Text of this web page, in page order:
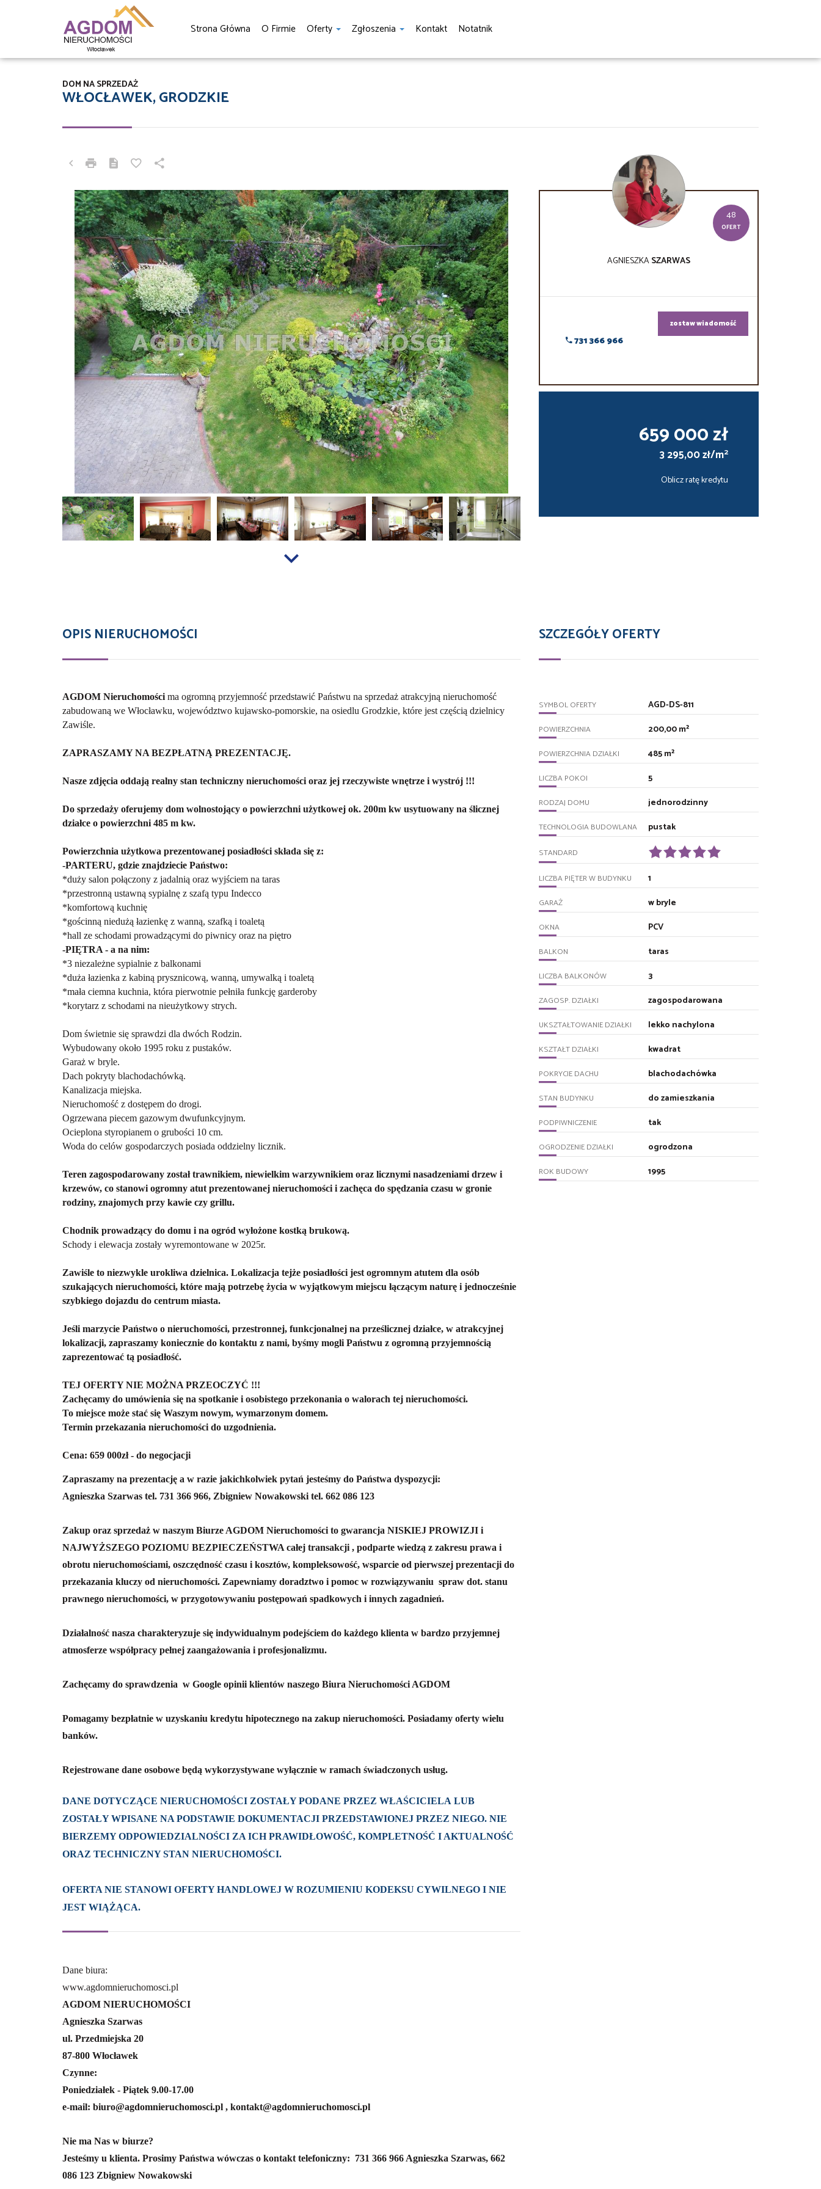
Strona Główna O Firmie Oferty Zgłoszenia Kontakt Notatnik
WŁOCŁAWEK, GRODZKIE
DOM NA SPRZEDAŻ
48
OFERT
AGNIESZKASZARWAS
731 366 966
zostaw wiadomość
659 000 zł
3 295,00 zł/m2
Oblicz ratę kredytu
OPIS NIERUCHOMOŚCI
AGDOM Nieruchomości ma ogromną przyjemność przedstawić Państwu na sprzedaż atrakcyjną nieruchomość
zabudowaną we Włocławku, województwo kujawsko-pomorskie, na osiedlu Grodzkie, które jest częścią dzielnicy
Zawiśle.
ZAPRASZAMY NA BEZPŁATNĄ PREZENTACJĘ.
Nasze zdjęcia oddają realny stan techniczny nieruchomości oraz jej rzeczywiste wnętrze i wystrój !!!
Do sprzedaży oferujemy dom wolnostojący o powierzchni użytkowej ok. 200m kw usytuowany na ślicznej
działce o powierzchni 485 m kw.
Powierzchnia użytkowa prezentowanej posiadłości składa się z:
-PARTERU, gdzie znajdziecie Państwo:
*duży salon połączony z jadalnią oraz wyjściem na taras
*przestronną ustawną sypialnę z szafą typu Indecco
*komfortową kuchnię
*gościnną niedużą łazienkę z wanną, szafką i toaletą
*hall ze schodami prowadzącymi do piwnicy oraz na piętro
-PIĘTRA - a na nim:
*3 niezależne sypialnie z balkonami
*duża łazienka z kabiną prysznicową, wanną, umywalką i toaletą
*mała ciemna kuchnia, która pierwotnie pełniła funkcję garderoby
*korytarz z schodami na nieużytkowy strych.
Dom świetnie się sprawdzi dla dwóch Rodzin.
Wybudowany około 1995 roku z pustaków.
Garaż w bryle.
Dach pokryty blachodachówką.
Kanalizacja miejska.
Nieruchomość z dostępem do drogi.
Ogrzewana piecem gazowym dwufunkcyjnym.
Ocieplona styropianem o grubości 10 cm.
Woda do celów gospodarczych posiada oddzielny licznik.
Teren zagospodarowany został trawnikiem, niewielkim warzywnikiem oraz licznymi nasadzeniami drzew i
krzewów, co stanowi ogromny atut prezentowanej nieruchomości i zachęca do spędzania czasu w gronie
rodziny, znajomych przy kawie czy grillu.
Chodnik prowadzący do domu i na ogród wyłożone kostką brukową.
Schody i elewacja zostały wyremontowane w 2025r.
Zawiśle to niezwykle urokliwa dzielnica. Lokalizacja tejże posiadłości jest ogromnym atutem dla osób
szukających nieruchomości, które mają potrzebę życia w wyjątkowym miejscu łączącym naturę i jednocześnie
szybkiego dojazdu do centrum miasta.
Jeśli marzycie Państwo o nieruchomości, przestronnej, funkcjonalnej na prześlicznej działce, w atrakcyjnej
lokalizacji, zapraszamy koniecznie do kontaktu z nami, byśmy mogli Państwu z ogromną przyjemnością
zaprezentować tą posiadłość.
TEJ OFERTY NIE MOŻNA PRZEOCZYĆ !!!
Zachęcamy do umówienia się na spotkanie i osobistego przekonania o walorach tej nieruchomości.
To miejsce może stać się Waszym nowym, wymarzonym domem.
Termin przekazania nieruchomości do uzgodnienia.
Cena: 659 000zł - do negocjacji
Zapraszamy na prezentację a w razie jakichkolwiek pytań jesteśmy do Państwa dyspozycji:
Agnieszka Szarwas tel. 731 366 966, Zbigniew Nowakowski tel. 662 086 123
Zakup oraz sprzedaż w naszym Biurze AGDOM Nieruchomości to gwarancja NISKIEJ PROWIZJI i
NAJWYŻSZEGO POZIOMU BEZPIECZEŃSTWA całej transakcji , podparte wiedzą z zakresu prawa i
obrotu nieruchomościami, oszczędność czasu i kosztów, kompleksowość, wsparcie od pierwszej prezentacji do
przekazania kluczy od nieruchomości. Zapewniamy doradztwo i pomoc w rozwiązywaniu spraw dot. stanu
prawnego nieruchomości, w przygotowywaniu postępowań spadkowych i innych zagadnień.
Działalność nasza charakteryzuje się indywidualnym podejściem do każdego klienta w bardzo przyjemnej
atmosferze współpracy pełnej zaangażowania i profesjonalizmu.
Zachęcamy do sprawdzenia w Google opinii klientów naszego Biura Nieruchomości AGDOM
Pomagamy bezpłatnie w uzyskaniu kredytu hipotecznego na zakup nieruchomości. Posiadamy oferty wielu
banków.
Rejestrowane dane osobowe będą wykorzystywane wyłącznie w ramach świadczonych usług.
DANE DOTYCZĄCE NIERUCHOMOŚCI ZOSTAŁY PODANE PRZEZ WŁAŚCICIELA LUB
ZOSTAŁY WPISANE NA PODSTAWIE DOKUMENTACJI PRZEDSTAWIONEJ PRZEZ NIEGO. NIE
BIERZEMY ODPOWIEDZIALNOŚCI ZA ICH PRAWIDŁOWOŚĆ, KOMPLETNOŚĆ I AKTUALNOŚĆ
ORAZ TECHNICZNY STAN NIERUCHOMOŚCI.
OFERTA NIE STANOWI OFERTY HANDLOWEJ W ROZUMIENIU KODEKSU CYWILNEGO I NIE
JEST WIĄŻĄCA.
Dane biura:
www.agdomnieruchomosci.pl
AGDOM NIERUCHOMOŚCI
Agnieszka Szarwas
ul. Przedmiejska 20
87-800 Włocławek
Czynne:
Poniedziałek - Piątek 9.00-17.00
e-mail: biuro@agdomnieruchomosci.pl , kontakt@agdomnieruchomosci.pl
Nie ma Nas w biurze?
Jesteśmy u klienta. Prosimy Państwa wówczas o kontakt telefoniczny: 731 366 966 Agnieszka Szarwas, 662
086 123 Zbigniew Nowakowski
SZCZEGÓŁY OFERTY
SYMBOL OFERTY AGD-DS-811
POWIERZCHNIA 200,00 m²
POWIERZCHNIA DZIAŁKI 485 m²
LICZBA POKOI 5
RODZAJ DOMU jednorodzinny
TECHNOLOGIA BUDOWLANA pustak
STANDARD
LICZBA PIĘTER W BUDYNKU 1
GARAŻ w bryle
OKNA PCV
BALKON taras
LICZBA BALKONÓW 3
ZAGOSP. DZIAŁKI zagospodarowana
UKSZTAŁTOWANIE DZIAŁKI lekko nachylona
KSZTAŁT DZIAŁKI kwadrat
POKRYCIE DACHU blachodachówka
STAN BUDYNKU do zamieszkania
PODPIWNICZENIE tak
OGRODZENIE DZIAŁKI ogrodzona
ROK BUDOWY 1995